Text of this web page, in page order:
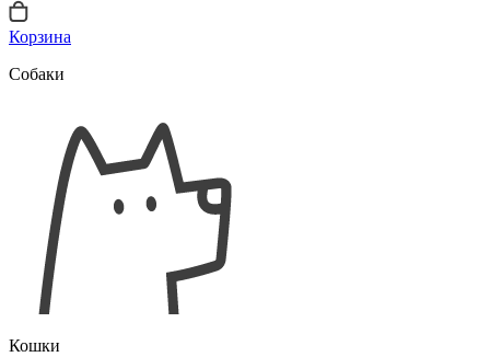
Корзина
Собаки
Кошки